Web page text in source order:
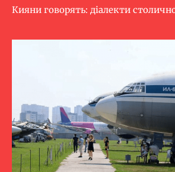
Кияни говорять: діалекти